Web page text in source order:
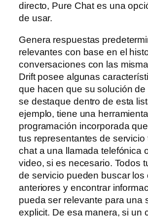
directo, Pure Chat es una
de usar.
Genera respuestas
relevantes con base en el
conversaciones con las
Drift posee algunas
que hacen que su solución de
se destaque dentro de esta
ejemplo, tiene una
programación incorporada
tus representantes de servicio
chat a una llamada telefónica
video, si es necesario. Todos
de servicio pueden buscar los
anteriores y encontrar
pueda ser relevante para una
explicit. De esa manera, si un